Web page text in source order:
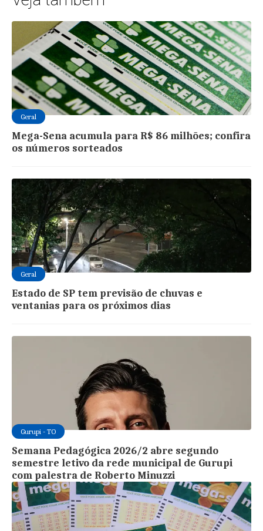
Geral
Mega-Sena acumula para R$ 86 milhões; confira
os números sorteados
Geral
Estado de SP tem previsão de chuvas e
ventanias para os próximos dias
Gurupi - TO
Semana Pedagógica 2026/2 abre segundo
semestre letivo da rede municipal de Gurupi
com palestra de Roberto Minuzzi